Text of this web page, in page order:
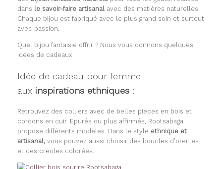
dans le savoir-faire artisanal avec des matières naturelles.
Chaque bijou est fabriqué avec le plus grand soin et surtout
avec passion.
Quel bijou fantaisie offrir ? Nous vous donnons quelques
idées de cadeaux.
Idée de cadeau pour femme
aux inspirations ethniques :
Retrouvez des colliers avec de belles pièces en bois et
cordons en cuir. Epurés ou plus affirmés, Rootsabaga
propose différents modèles. Dans le style ethnique et
artisanal, vous pouvez aussi choisir des boucles d’oreilles
et des créoles colorées.